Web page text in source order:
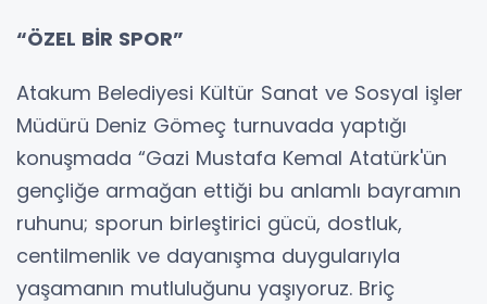
“ÖZEL BİR SPOR”
Atakum Belediyesi Kültür Sanat ve Sosyal işler
Müdürü Deniz Gömeç turnuvada yaptığı
konuşmada “Gazi Mustafa Kemal Atatürk'ün
gençliğe armağan ettiği bu anlamlı bayramın
ruhunu; sporun birleştirici gücü, dostluk,
centilmenlik ve dayanışma duygularıyla
yaşamanın mutluluğunu yaşıyoruz. Briç